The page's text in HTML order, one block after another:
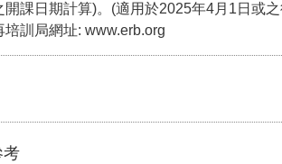
開課日期計算)。(適用於2025年4月1日或
培訓局網址: www.erb.org
考